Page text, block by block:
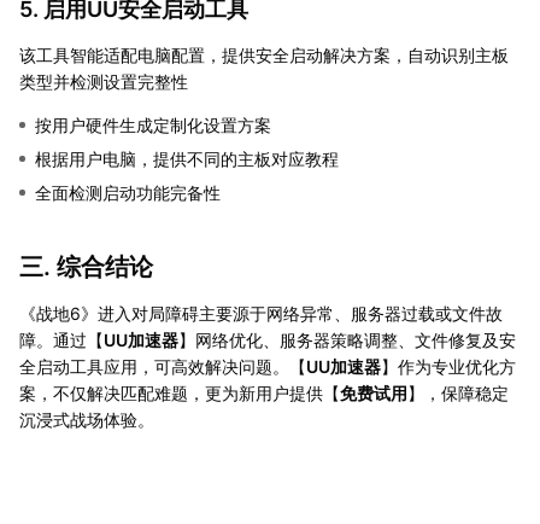
5. 启用UU安全启动工具
该工具智能适配电脑配置，提供安全启动解决方案，自动识别主板
类型并检测设置完整性
按用户硬件生成定制化设置方案
根据用户电脑，提供不同的主板对应教程
全面检测启动功能完备性
三. 综合结论
《战地6》进入对局障碍主要源于网络异常、服务器过载或文件故
障。通过【UU加速器】网络优化、服务器策略调整、文件修复及安
全启动工具应用，可高效解决问题。【UU加速器】作为专业优化方
案，不仅解决匹配难题，更为新用户提供【免费试用】，保障稳定
沉浸式战场体验。